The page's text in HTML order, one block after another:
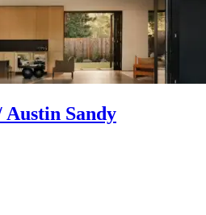
Austin Sandy